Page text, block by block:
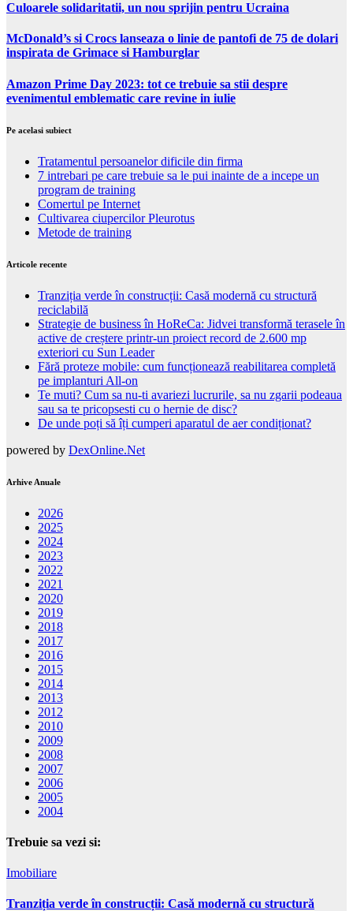
Culoarele solidaritatii, un nou sprijin pentru Ucraina
McDonald’s si Crocs lanseaza o linie de pantofi de 75 de dolari
inspirata de Grimace si Hamburglar
Amazon Prime Day 2023: tot ce trebuie sa stii despre
evenimentul emblematic care revine in iulie
Pe acelasi subiect
Tratamentul persoanelor dificile din firma
7 intrebari pe care trebuie sa le pui inainte de a incepe un
program de training
Comertul pe Internet
Cultivarea ciupercilor Pleurotus
Metode de training
Articole recente
Tranziția verde în construcții: Casă modernă cu structură
reciclabilă
Strategie de business în HoReCa: Jidvei transformă terasele în
active de creștere printr-un proiect record de 2.600 mp
exteriori cu Sun Leader
Fără proteze mobile: cum funcționează reabilitarea completă
pe implanturi All-on
Te muti? Cum sa nu-ti avariezi lucrurile, sa nu zgarii podeaua
sau sa te pricopsesti cu o hernie de disc?
De unde poți să îți cumperi aparatul de aer condiționat?
powered by DexOnline.Net
Arhive Anuale
2026
2025
2024
2023
2022
2021
2020
2019
2018
2017
2016
2015
2014
2013
2012
2010
2009
2008
2007
2006
2005
2004
Trebuie sa vezi si:
Imobiliare
Tranziția verde în construcții: Casă modernă cu structură